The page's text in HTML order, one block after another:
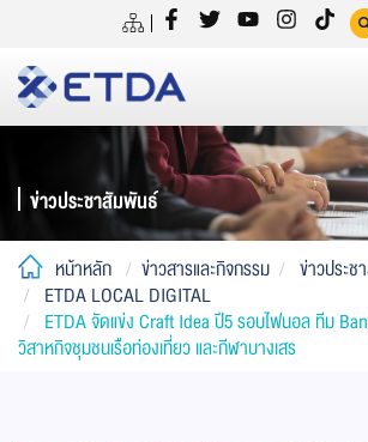
ข่าวประชาสัมพันธ์
หน้าหลัก ข่าวสารและกิจกรรม
ข่าวประ
ETDA LOCAL DIGITAL
ETDA จัดแข่ง Craft Idea ปี5 รอบไฟนอล ทีม
วิสาหกิจชุมชนเรือท่องเที่ยว และกีฬาบางเสร